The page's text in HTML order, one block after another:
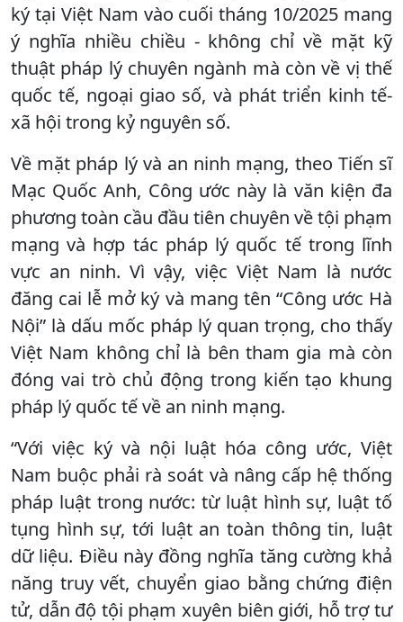
ký tại Việt Nam vào cuối tháng 10/2025 mang
ý nghĩa nhiều chiều - không chỉ về mặt kỹ
thuật pháp lý chuyên ngành mà còn về vị thế
quốc tế, ngoại giao số, và phát triển kinh tế-
xã hội trong kỷ nguyên số.
Về mặt pháp lý và an ninh mạng, theo Tiến sĩ
Mạc Quốc Anh, Công ước này là văn kiện đa
phương toàn cầu đầu tiên chuyên về tội phạm
mạng và hợp tác pháp lý quốc tế trong lĩnh
vực an ninh. Vì vậy, việc Việt Nam là nước
đăng cai lễ mở ký và mang tên “Công ước Hà
Nội” là dấu mốc pháp lý quan trọng, cho thấy
Việt Nam không chỉ là bên tham gia mà còn
đóng vai trò chủ động trong kiến tạo khung
pháp lý quốc tế về an ninh mạng.
“Với việc ký và nội luật hóa công ước, Việt
Nam buộc phải rà soát và nâng cấp hệ thống
pháp luật trong nước: từ luật hình sự, luật tố
tụng hình sự, tới luật an toàn thông tin, luật
dữ liệu. Điều này đồng nghĩa tăng cường khả
năng truy vết, chuyển giao bằng chứng điện
tử, dẫn độ tội phạm xuyên biên giới, hỗ trợ tư